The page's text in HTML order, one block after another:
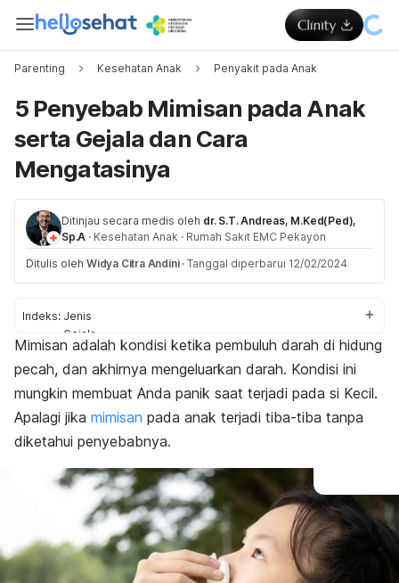
Parenting Kesehatan Anak Penyakit pada Anak
5 Penyebab Mimisan pada Anak
serta Gejala dan Cara
Mengatasinya
Ditinjau secara medis oleh dr. S.T. Andreas, M.Ked(Ped),
Sp.A · Kesehatan Anak · Rumah Sakit EMC Pekayon
Ditulis oleh Widya Citra Andini · Tanggal diperbarui 12/02/2024
Indeks: Jenis
Gejala
Penyebab
Pengobatan
Pencegahan
Mimisan adalah kondisi ketika pembuluh darah di hidung
pecah, dan akhirnya mengeluarkan darah. Kondisi ini
mungkin membuat Anda panik saat terjadi pada si Kecil.
Apalagi jika mimisan pada anak terjadi tiba-tiba tanpa
diketahui penyebabnya.